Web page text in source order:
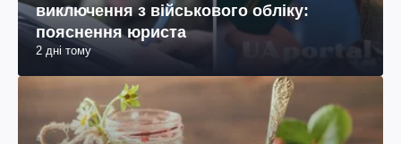
виключення з військового обліку:
пояснення юриста
2 дні тому